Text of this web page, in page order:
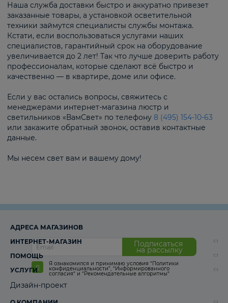
Наша служба доставки быстро и аккуратно привезет
заказанные товары, а установкой осветительной
техники займутся специалисты службы монтажа.
Кстати, если воспользоваться услугами наших
специалистов, гарантийный срок на оборудование
увеличивается до 2 лет! Так что лучше доверить работу
профессионалам, которые сделают всё быстро и
качественно — в квартире, доме или офисе.
Если у вас остались вопросы, свяжитесь с
менеджерами интернет-магазина люстр и
светильников «ВамСвет» по телефону 8 (495) 154-10-63
или закажите обратный звонок, оставив контактные
данные.
Мы несем свет вам и вашему дому!
Подписаться
на рассылку
Я ознакомился и принимаю условия “Политики
конфиденциальности”, “Информированного
согласия“ и “Рекомендательные алгоритмы“
АДРЕСА МАГАЗИНОВ
ИНТЕРНЕТ-МАГАЗИН
ПОМОЩЬ
УСЛУГИ
Дизайн-проект